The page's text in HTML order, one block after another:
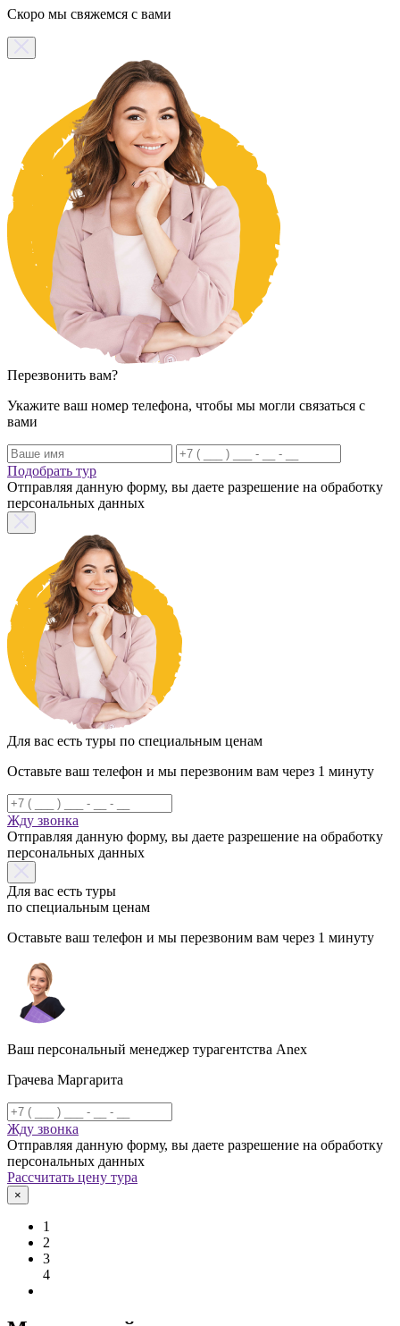
Скоро мы свяжемся с вами
Перезвонить вам?
Укажите ваш номер телефона, чтобы мы могли связаться с
вами
Подобрать тур
Отправляя данную форму, вы даете разрешение на обработку
персональных данных
Для вас есть туры по специальным ценам
Оставьте ваш телефон и мы перезвоним вам через 1 минуту
Жду звонка
Отправляя данную форму, вы даете разрешение на обработку
персональных данных
Для вас есть туры
по специальным ценам
Оставьте ваш телефон и мы перезвоним вам через 1 минуту
Ваш персональный менеджер турагентства Anex
Грачева Маргарита
Жду звонка
Отправляя данную форму, вы даете разрешение на обработку
персональных данных
Рассчитать цену тура
×
1
2
3
4